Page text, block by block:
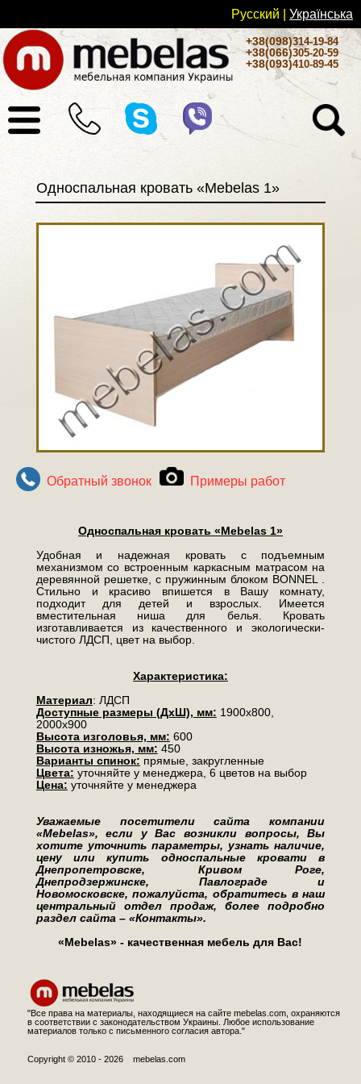
Русский Українськa
+38(098)314-19-84
+38(066)305-20-59
+38(093)410-89-45
Односпальная кровать «Mebelas 1»
Обратный звонок Примеры работ
Односпальная кровать «Mebelas 1»
Удобная и надежная кровать с подъемным
механизмом со встроенным каркасным матрасом на
деревянной решетке, с пружинным блоком BONNEL .
Стильно и красиво впишется в Вашу комнату,
подходит для детей и взрослых. Имеется
вместительная ниша для белья. Кровать
изготавливается из качественного и экологически-
чистого ЛДСП, цвет на выбор.
Характеристика:
Материал: ЛДСП
Доступные размеры (ДхШ), мм: 1900х800,
2000х900
Высота изголовья, мм: 600
Высота изножья, мм: 450
Варианты спинок: прямые, закругленные
Цвета: уточняйте у менеджера, 6 цветов на выбор
Цена: уточняйте у менеджера
Уважаемые посетители сайта компании
«Mebelas», если у Вас возникли вопросы, Вы
хотите уточнить параметры, узнать наличие,
цену или купить односпальные кровати в
Днепропетровске, Кривом Роге,
Днепродзержинске, Павлограде и
Новомосковске, пожалуйста, обратитесь в наш
центральный отдел продаж, более подробно
раздел сайта – «Контакты».
«Mebelas» - качественная мебель для Вас!
"Все права на материалы, находящиеся на сайте mebelas.com, охраняются
в соответствии с законодательством Украины. Любое использование
материалов только с письменного согласия автора."
Copyright © 2010 - 2026 mebelas.com